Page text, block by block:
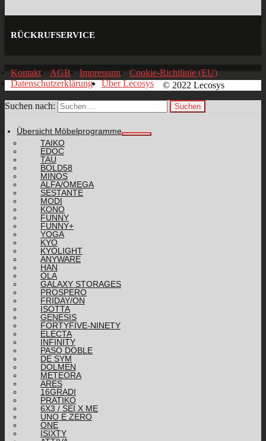
RÜCKRUFSERVICE
Kontakt AGB Impressum
Cookie-Richtlinie (EU)
Datenschutzerklärung
Über Lecosys © 2022 Lecosys
Suchen nach:
Übersicht Möbelprogramme
TAIKO
EDOC
TAU
BOLD58
MINOS
ALFA/OMEGA
SESTANTE
MODI
KONO
FUNNY
FUNNY+
YOGA
KYO
KYOLIGHT
ANYWARE
HAN
OLA
GALAXY STORAGES
PROSPERO
FRIDAY/ON
ISOTTA
GENESIS
FORTYFIVE-NINETY
ELECTA
INFINITY
PASO DOBLE
DE SYM
DOLMEN
METEORA
ARES
16GRADI
PRATIKO
6X3 / SEI X ME
UNO E ZERO
ONE
ISIXTY